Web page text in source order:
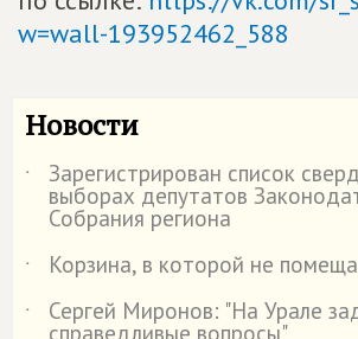
w=wall-193952462_588
Новости
˙ Зарегистрирован список
выборах депутатов
Собрания региона
˙
Корзина, в которой не
˙
Сергей Миронов: "На Урале
справедливые вопросы"